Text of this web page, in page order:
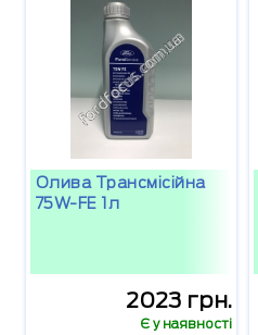
Олива Трансмісійна
75W-FE 1л
2023 грн.
Є у наявності